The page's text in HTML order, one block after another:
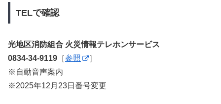
TELで確認
光地区消防組合 火災情報テレホンサービス
0834-34-9119 ［参照
］
※自動音声案内
※2025年12月23日番号変更